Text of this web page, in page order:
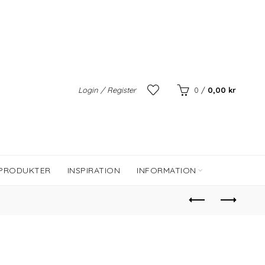
Login / Register 0 / 0,00 kr
INSPIRATION INFORMATION